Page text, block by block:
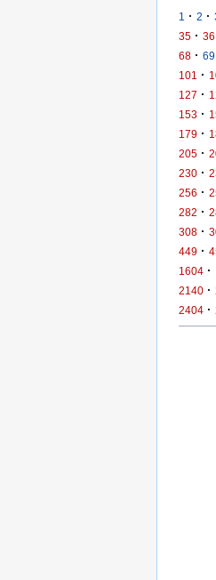
1 · 2 ·
35 · 36
68 · 69
101
·
127 ·
153 ·
179 ·
205 ·
230 ·
256 ·
282 ·
308 ·
449 ·
1604 ·
2140 ·
2404 ·